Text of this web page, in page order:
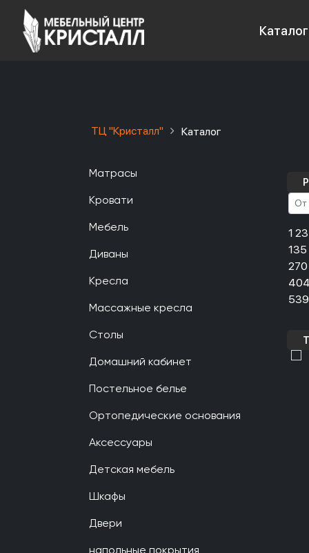
Каталог
ТЦ "Кристалл" Каталог
Матрасы
Кровати
Мебель
Диваны
Кресла
Массажные кресла
Столы
Домашний кабинет
Постельное белье
Ортопедические основания
Аксессуары
Детская мебель
Шкафы
Двери
1
270